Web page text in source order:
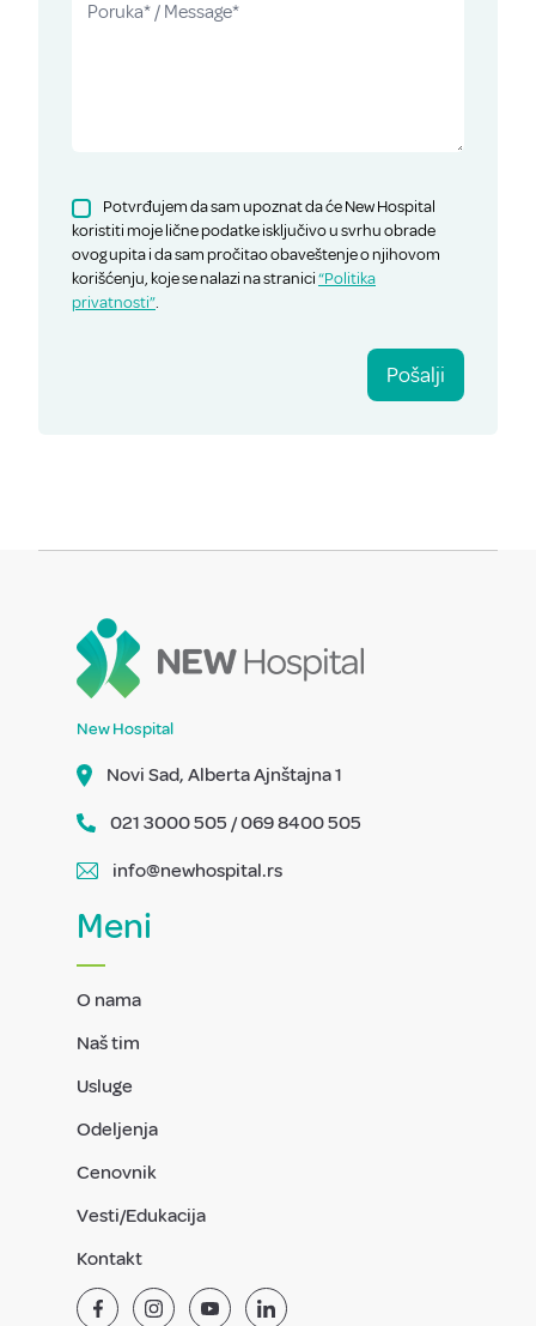
Potvrđujem da sam upoznat da će New Hospital
koristiti moje lične podatke isključivo u svrhu obrade
ovog upita i da sam pročitao obaveštenje o njihovom
korišćenju, koje se nalazi na stranici“Politika
privatnosti”.
Pošalji
New Hospital
Novi Sad, Alberta Ajnštajna 1
021 3000 505 / 069 8400 505
info@newhospital.rs
Meni
O nama
Naš tim
Usluge
Odeljenja
Cenovnik
Vesti/Edukacija
Kontakt